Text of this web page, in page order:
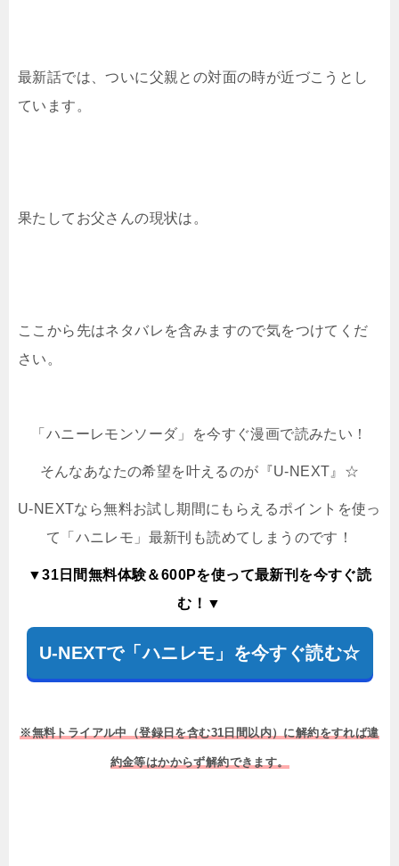
最新話では、ついに父親との対面の時が近づこうとし
ています。
果たしてお父さんの現状は。
ここから先はネタバレを含みますので気をつけてくだ
さい。
「ハニーレモンソーダ」を今すぐ漫画で読みたい！
そんなあなたの希望を叶えるのが『U-NEXT』☆
U-NEXTなら無料お試し期間にもらえるポイントを使っ
て「ハニレモ」最新刊も読めてしまうのです！
▼31日間無料体験＆600Pを使って最新刊を今すぐ読
む！▼
U-NEXTで「ハニレモ」を今すぐ読む☆
※無料トライアル中（登録日を含む31日間以内）に解約をすれば違
約金等はかからず解約できます。